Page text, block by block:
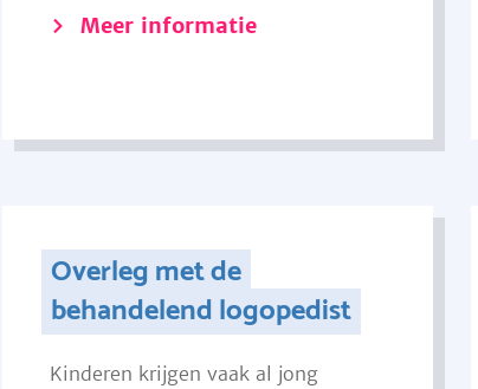
Meer informatie
Overleg met de
behandelend logopedist
Kinderen krijgen vaak al jong